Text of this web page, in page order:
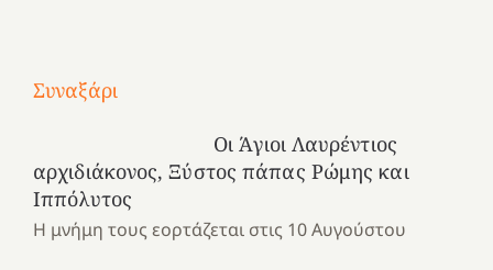
Συναξάρι
Οι Άγιοι Λαυρέντιος
αρχιδιάκονος, Ξύστος πάπας Ρώμης και
Ιππόλυτος
Η μνήμη τους εορτάζεται στις 10 Αυγούστου
αναμνήσεων…
ένα
καλοκαίρι
τραγούδι
στο
Νοσοκομείο
“Ερυθρός
από
το
Ελληνικό